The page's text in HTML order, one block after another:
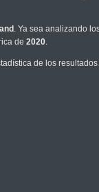
. Ya sea analizando
de 2020.
de los resultados